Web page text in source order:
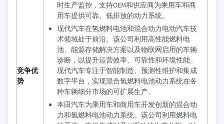
竞争优
势
时生产监控，支持OEM和供应商为乘用车和商
用车提供可靠、低排放的动力系统。
现代汽车在氢燃料电池和混合动力电动汽车技
术领域处于前沿。该公司利用高性能燃料电
池、能源存储解决方案以及物联网启用的车辆
诊断，以提升运营效率、可靠性和环境性能。
现代汽车专注于智能制造、预测性维护和集成
数字平台，实现混合氢燃料电池动力系统在各
种车辆细分市场的可扩展生产。
本田汽车为乘用车和商用车开发创新的混合动
力和氢燃料电池动力系统。该公司利用燃料电